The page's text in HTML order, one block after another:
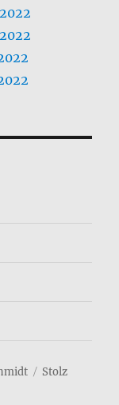
Stolz